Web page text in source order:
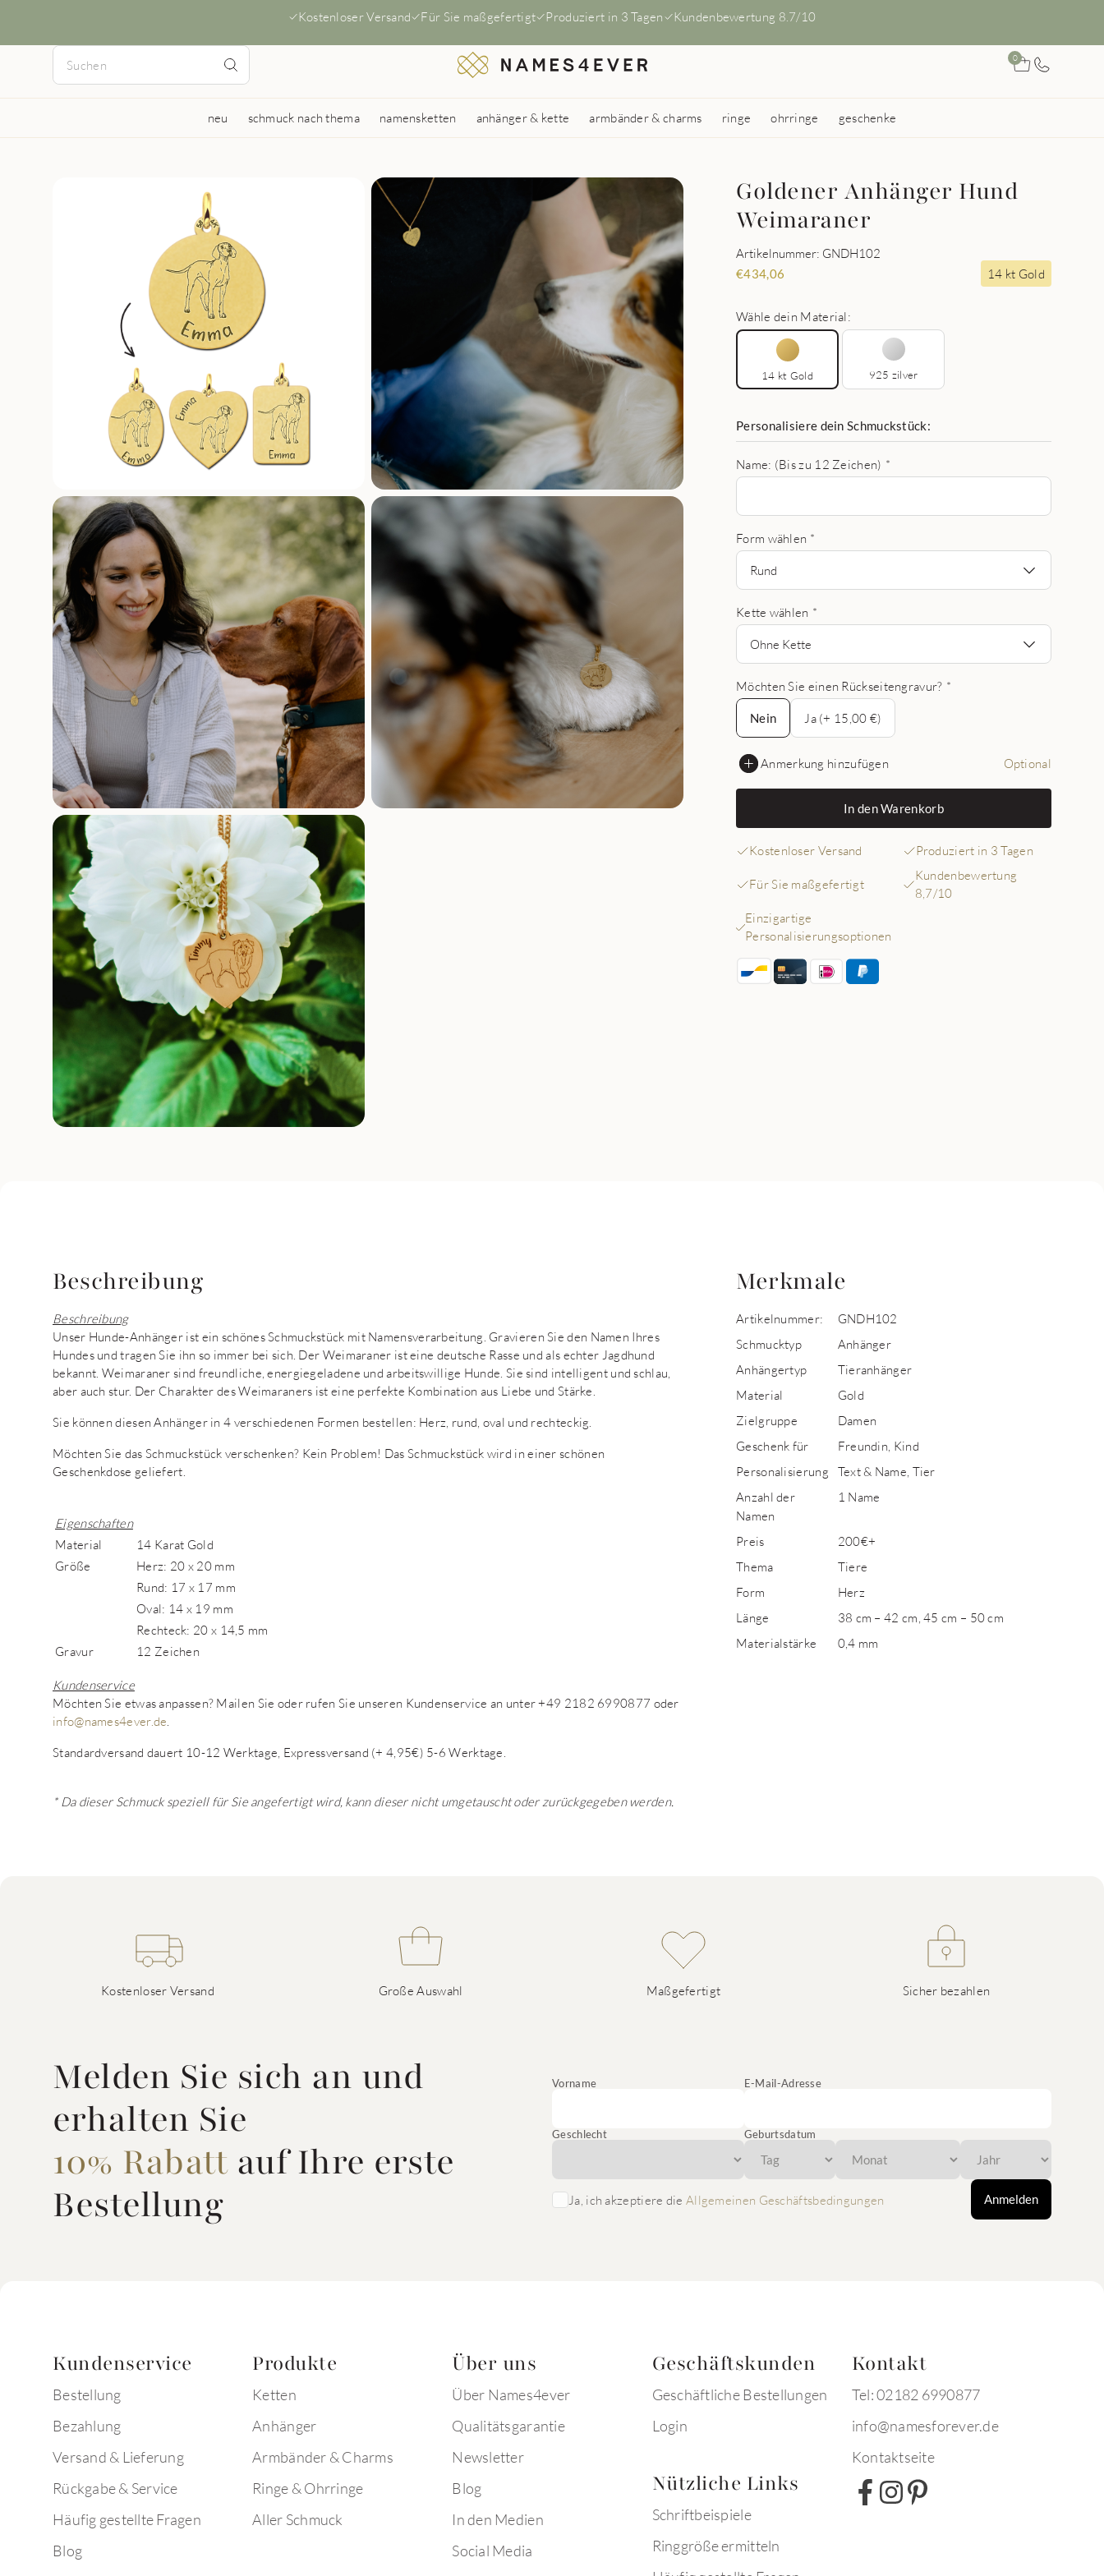
Kostenloser Versand Für Sie maßgefertigt Produziert in 3 Tagen Kundenbewertung 8.7/10
0
neu schmuck nach thema namensketten anhänger & kette armbänder & charms ringe ohrringe geschenke
Goldener Anhänger Hund
Weimaraner
Artikelnummer: GNDH102
€434,06 14 kt Gold
Wähle dein Material:
14 kt Gold 925 zilver
Personalisiere dein Schmuckstück:
Name: (Bis zu 12 Zeichen) *
Form wählen *
Rund
Kette wählen *
Ohne Kette
Möchten Sie einen Rückseitengravur? *
Nein
Nein
Ja (+ 15,00 €)
Anmerkung hinzufügen Optional
In den Warenkorb
Kostenloser Versand Produziert in 3 Tagen
Für Sie maßgefertigt
Kundenbewertung
8,7/10
Einzigartige
Personalisierungsoptionen
Beschreibung
Beschreibung
Unser Hunde-Anhänger ist ein schönes Schmuckstück mit Namensverarbeitung. Gravieren Sie den Namen Ihres
Hundes und tragen Sie ihn so immer bei sich. Der Weimaraner ist eine deutsche Rasse und als echter Jagdhund
bekannt. Weimaraner sind freundliche, energiegeladene und arbeitswillige Hunde. Sie sind intelligent und schlau,
aber auch stur. Der Charakter des Weimaraners ist eine perfekte Kombination aus Liebe und Stärke.
Sie können diesen Anhänger in 4 verschiedenen Formen bestellen: Herz, rund, oval und rechteckig.
Möchten Sie das Schmuckstück verschenken? Kein Problem! Das Schmuckstück wird in einer schönen
Geschenkdose geliefert.
Eigenschaften
Material
14 Karat Gold
Größe
Herz: 20 x 20 mm
Rund: 17 x 17 mm
Oval: 14 x 19 mm
Rechteck: 20 x 14,5 mm
Gravur
12 Zeichen
Kundenservice
Möchten Sie etwas anpassen? Mailen Sie oder rufen Sie unseren Kundenservice an unter +49 2182 6990877 oder
info@names4ever.de
Standardversand dauert 10-12 Werktage, Expressversand (+ 4,95€) 5-6 Werktage.
* Da dieser Schmuck speziell für Sie angefertigt wird, kann dieser nicht umgetauscht oder zurückgegeben werden.
Merkmale
Artikelnummer:
GNDH102
Schmucktyp
Anhänger
Anhängertyp
Tieranhänger
Material
Gold
Zielgruppe
Damen
Geschenk für
Freundin, Kind
Personalisierung
Text & Name, Tier
Anzahl der
Namen
1 Name
Preis
200€+
Thema
Tiere
Form
Herz
Länge
38 cm – 42 cm, 45 cm – 50 cm
Materialstärke
0,4 mm
Kostenloser Versand Große Auswahl Maßgefertigt Sicher bezahlen
Melden Sie sich an und
erhalten Sie
10% Rabattauf Ihre erste
Bestellung
Vorname E-Mail-Adresse
Geschlecht Geburtsdatum
Ja, ich akzeptiere die Allgemeinen Geschäftsbedingungen Anmelden
Kundenservice
Bestellung
Bezahlung
Versand & Lieferung
Rückgabe & Service
Häufig gestellte Fragen
Blog
Produkte
Ketten
Anhänger
Armbänder & Charms
Ringe & Ohrringe
Aller Schmuck
Über uns
Über Names4ever
Qualitätsgarantie
Newsletter
Blog
In den Medien
Social Media
Geschäftskunden
Geschäftliche Bestellungen
Login
Nützliche Links
Schriftbeispiele
Ringgröße ermitteln
Kontakt
Tel: 02182 6990877
info@namesforever.de
Kontaktseite